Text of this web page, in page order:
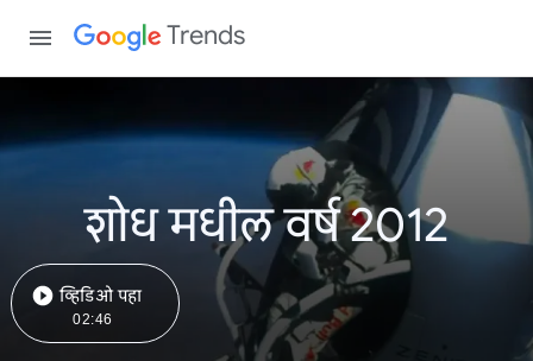
Trends
शोध मधील वर्ष 2012
व्हिडिओ पहा
02:46